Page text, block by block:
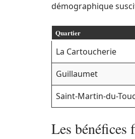
démographique
Quartier
La Cartoucherie
Guillaumet
Saint-Martin-du-
Les bénéfices